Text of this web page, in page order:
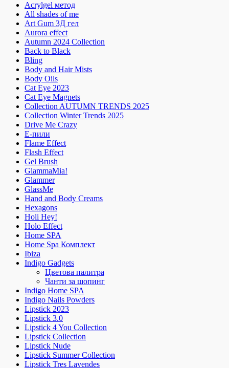
Acrylgel метод
All shades of me
Art Gum 3Д гел
Aurora effect
Autumn 2024 Collection
Back to Black
Bling
Body and Hair Mists
Body Oils
Cat Eye 2023
Cat Eye Magnets
Collection AUTUMN TRENDS 2025
Collection Winter Trends 2025
Drive Me Crazy
E-пили
Flame Effect
Flash Effect
Gel Brush
GlammaMia!
Glammer
GlassMe
Hand and Body Creams
Hexagons
Holi Hey!
Holo Effect
Home SPA
Home Spa Комплект
Ibiza
Indigo Gadgets
Цветова палитра
Чанти за шопинг
Indigo Home SPA
Indigo Nails Powders
Lipstick 2023
Lipstick 3.0
Lipstick 4 You Collection
Lipstick Collection
Lipstick Nude
Lipstick Summer Collection
Lipstick Tres Lavendes